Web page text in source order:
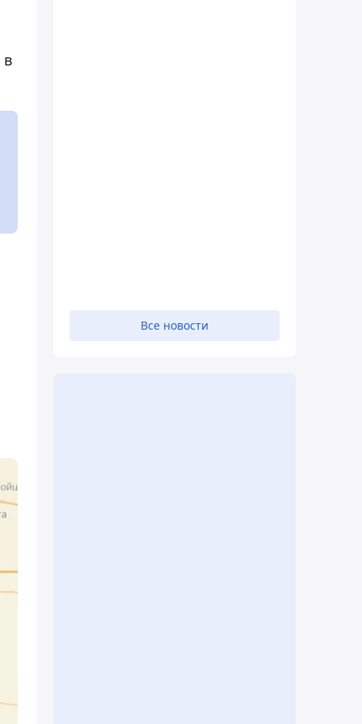
в
Все новости